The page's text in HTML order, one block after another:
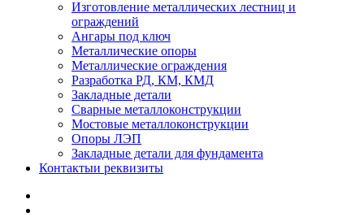
Изготовление металлических лестниц и
ограждений
Ангары под ключ
Металлические опоры
Металлические ограждения
Разработка РД, КМ, КМД
Закладные детали
Сварные металлоконструкции
Мостовые металлоконструкции
Опоры ЛЭП
Закладные детали для фундамента
Контактыи реквизиты